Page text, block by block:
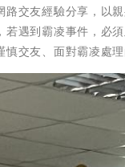
路交友經驗分享，以
若遇到霸凌事件，必
交友、面對霸凌處